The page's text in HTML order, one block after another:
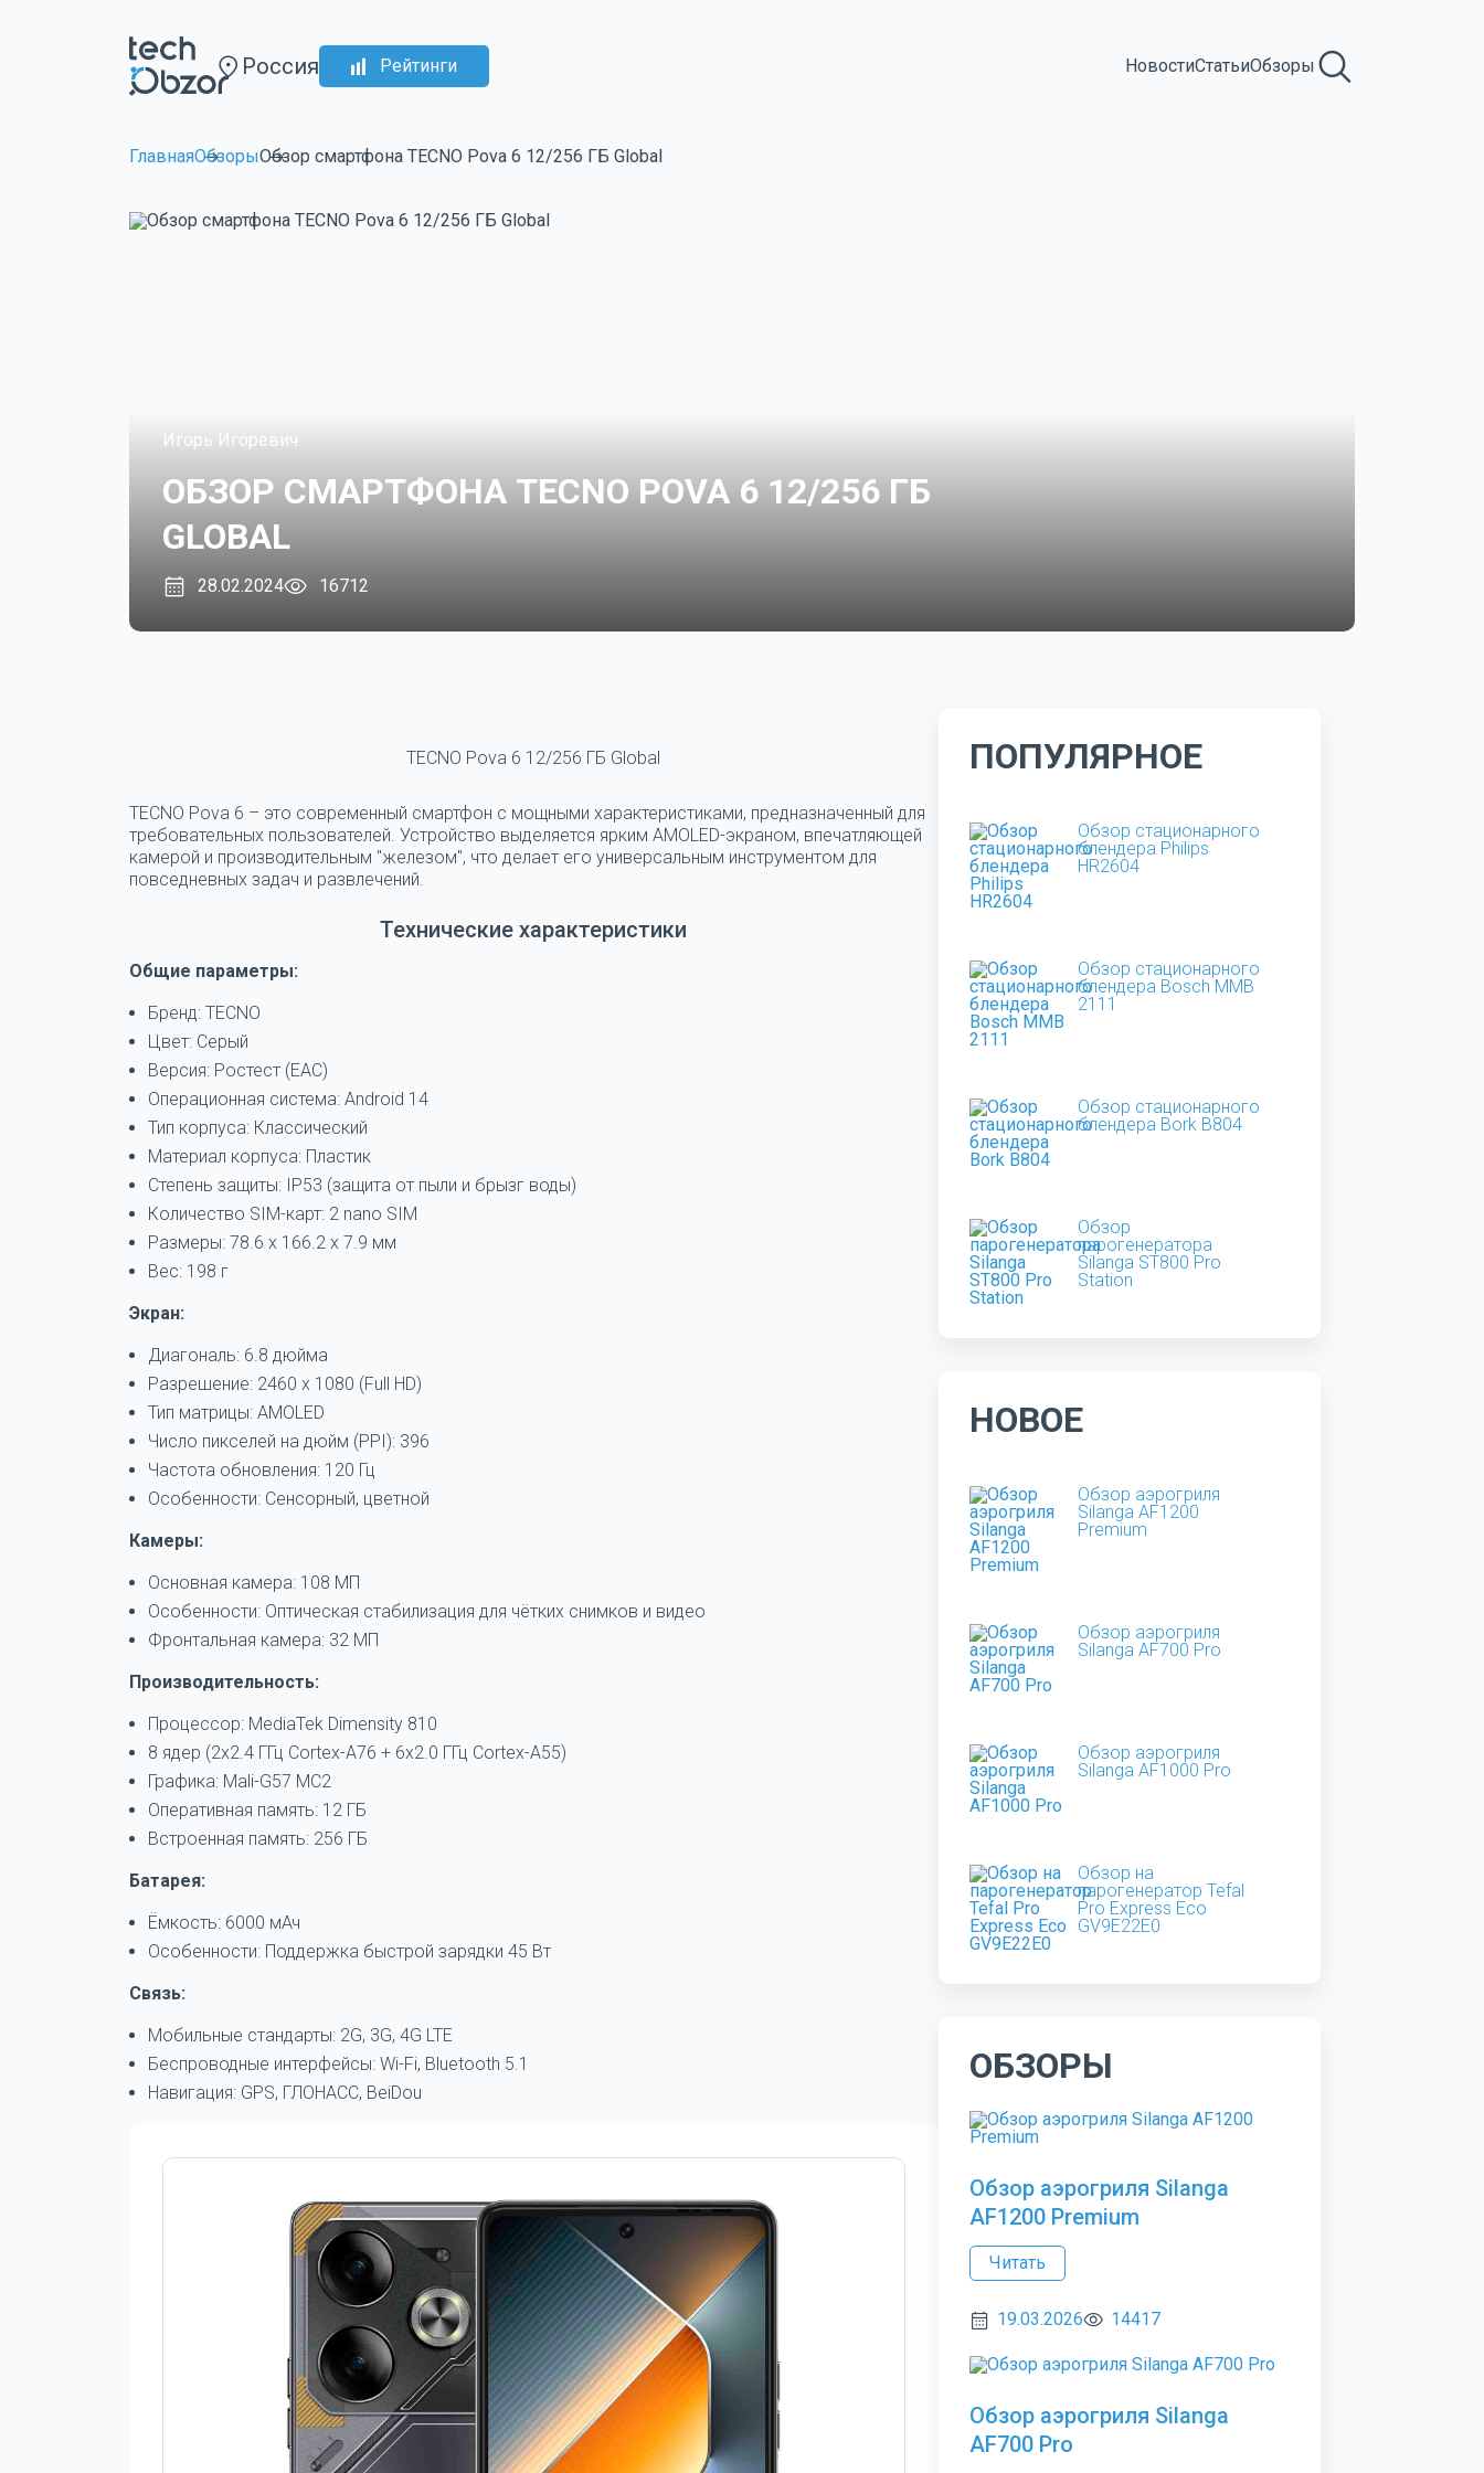
Россия Рейтинги НовостиСтатьиОбзоры
ГлавнаяОбзорыОбзор смартфона TECNO Pova 6 12/256 ГБ Global
Игорь Игоревич
ОБЗОР СМАРТФОНА TECNO POVA 6 12/256 ГБ
GLOBAL
28.02.2024 16712
TECNO Pova 6 12/256 ГБ Global
TECNO Pova 6 – это современный смартфон с мощными характеристиками, предназначенный для
требовательных пользователей. Устройство выделяется ярким AMOLED-экраном, впечатляющей
камерой и производительным "железом", что делает его универсальным инструментом для
повседневных задач и развлечений.
Технические характеристики
Общие параметры:
Бренд: TECNO
Цвет: Серый
Версия: Ростест (EAC)
Операционная система: Android 14
Тип корпуса: Классический
Материал корпуса: Пластик
Степень защиты: IP53 (защита от пыли и брызг воды)
Количество SIM-карт: 2 nano SIM
Размеры: 78.6 x 166.2 x 7.9 мм
Вес: 198 г
Экран:
Диагональ: 6.8 дюйма
Разрешение: 2460 x 1080 (Full HD)
Тип матрицы: AMOLED
Число пикселей на дюйм (PPI): 396
Частота обновления: 120 Гц
Особенности: Сенсорный, цветной
Камеры:
Основная камера: 108 МП
Особенности: Оптическая стабилизация для чётких снимков и видео
Фронтальная камера: 32 МП
Производительность:
Процессор: MediaTek Dimensity 810
8 ядер (2x2.4 ГГц Cortex-A76 + 6x2.0 ГГц Cortex-A55)
Графика: Mali-G57 MC2
Оперативная память: 12 ГБ
Встроенная память: 256 ГБ
Батарея:
Ёмкость: 6000 мАч
Особенности: Поддержка быстрой зарядки 45 Вт
Связь:
Мобильные стандарты: 2G, 3G, 4G LTE
Беспроводные интерфейсы: Wi-Fi, Bluetooth 5.1
Навигация: GPS, ГЛОНАСС, BeiDou
ПОПУЛЯРНОЕ
Обзор стационарного
блендера Philips
HR2604
Обзор стационарного
блендера Bosch MMB
2111
Обзор стационарного
блендера Bork B804
Обзор
парогенератора
Silanga ST800 Pro
Station
НОВОЕ
Обзор аэрогриля
Silanga AF1200
Premium
Обзор аэрогриля
Silanga AF700 Pro
Обзор аэрогриля
Silanga AF1000 Pro
Обзор на
парогенератор Tefal
Pro Express Eco
GV9E22E0
ОБЗОРЫ
Обзор аэрогриля Silanga
AF1200 Premium
Читать
19.03.2026 14417
Обзор аэрогриля Silanga
AF700 Pro